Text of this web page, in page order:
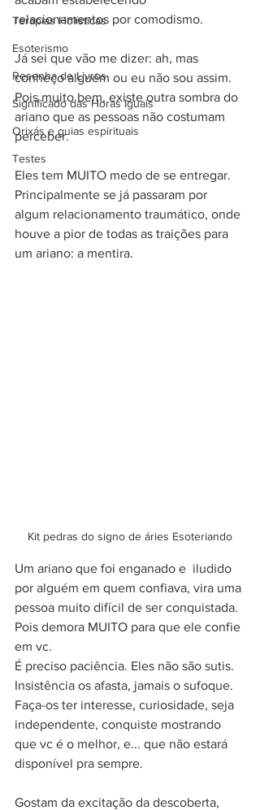
Terapias Holísticas
Esoterismo
Resenha de Livros
Significado das Horas Iguais
Orixás e guias espirituais
Testes
relacionamentos por comodismo.
Já sei que vão me dizer: ah, mas
conheço alguém ou eu não sou assim.
Pois muito bem, existe outra sombra do
ariano que as pessoas não costumam
perceber.
Eles tem MUITO medo de se entregar.
Principalmente se já passaram por
algum relacionamento traumático, onde
houve a pior de todas as traições para
um ariano: a mentira.
Kit pedras do signo de áries Esoteriando
Um ariano que foi enganado e  iludido
por alguém em quem confiava, vira uma
pessoa muito difícil de ser conquistada.
Pois demora MUITO para que ele confie
em vc.
É preciso paciência. Eles não são sutis.
Insistência os afasta, jamais o sufoque.
Faça-os ter interesse, curiosidade, seja
independente, conquiste mostrando
que vc é o melhor, e... que não estará
disponível pra sempre.
Gostam da excitação da descoberta,